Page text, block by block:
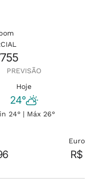
PREVISÃO
Hoje
24°
24° | Máx 26°
Euro
R$